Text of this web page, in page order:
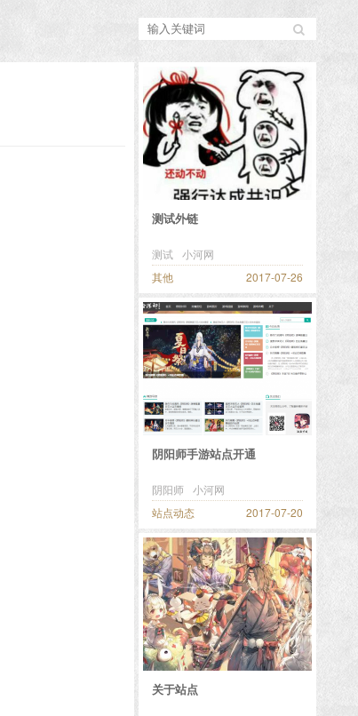
测试外链
测试
小河网
其他
2017-07-26
阴阳师手游站点开通
阴阳师 小河网
站点动态
2017-07-20
关于站点